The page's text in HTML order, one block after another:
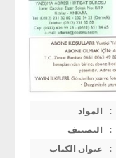
المواد :
التصنيف
:
عنوان الكتاب
: